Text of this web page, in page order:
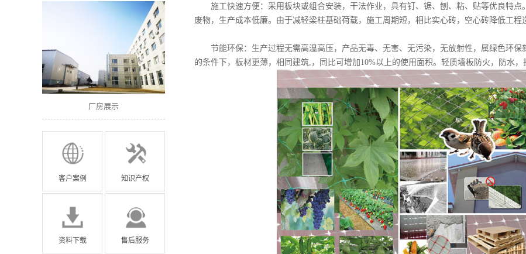
厂房展示 厂房展示
客户案例 知识产权
资料下载 售后服务
施工快速方便：采用板块或组合安装，干法作业，具有钉、锯、刨、粘、贴等优良特点。
废物，生产成本低廉。由于减轻梁柱基础荷载，施工周期短，相比实心砖，空心砖降低工程
节能环保：生产过程无需高温高压，产品无毒、无害、无污染，无放射性，属绿色环保
的条件下，板材更薄，相同建筑,，同比可增加10%以上的使用面积。 轻质墙板防火，防水，